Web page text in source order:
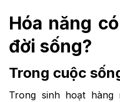
Hóa năng
đời sống?
Trong cuộc
Trong sinh hoạt hàng